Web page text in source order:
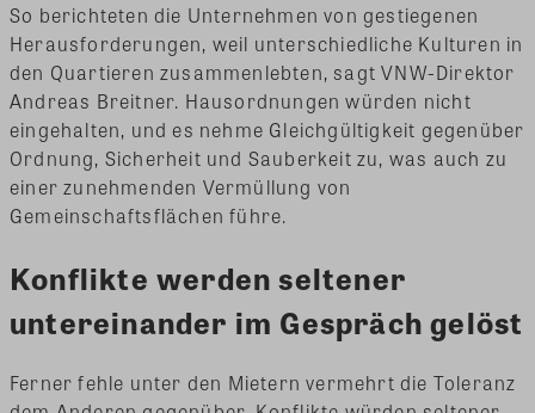
So berichteten die Unternehmen von gestiegenen
Herausforderungen, weil unterschiedliche Kulturen in
den Quartieren zusammenlebten, sagt VNW-Direktor
Andreas Breitner. Hausordnungen würden nicht
eingehalten, und es nehme Gleichgültigkeit gegenüber
Ordnung, Sicherheit und Sauberkeit zu, was auch zu
einer zunehmenden Vermüllung von
Gemeinschaftsflächen führe.
Konflikte werden seltener
untereinander im Gespräch gelöst
Ferner fehle unter den Mietern vermehrt die Toleranz